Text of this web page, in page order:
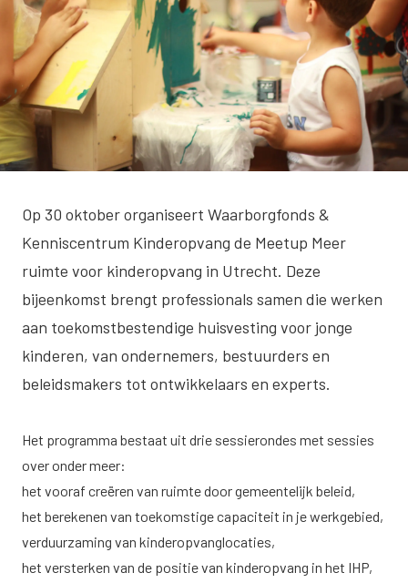
Op 30 oktober organiseert Waarborgfonds &
Kenniscentrum Kinderopvang de Meetup Meer
ruimte voor kinderopvang in Utrecht. Deze
bijeenkomst brengt professionals samen die werken
aan toekomstbestendige huisvesting voor jonge
kinderen, van ondernemers, bestuurders en
beleidsmakers tot ontwikkelaars en experts.
Het programma bestaat uit drie sessierondes met sessies
over onder meer:
het vooraf creëren van ruimte door gemeentelijk beleid,
het berekenen van toekomstige capaciteit in je werkgebied,
verduurzaming van kinderopvanglocaties,
het versterken van de positie van kinderopvang in het IHP,